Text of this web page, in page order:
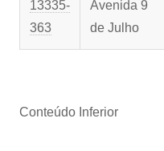
13335-
363
Avenida 9
de Julho
Conteúdo Inferior